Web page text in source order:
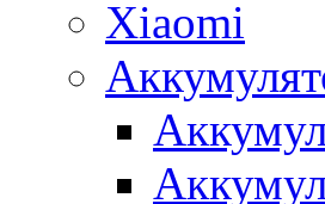
Xiaomi